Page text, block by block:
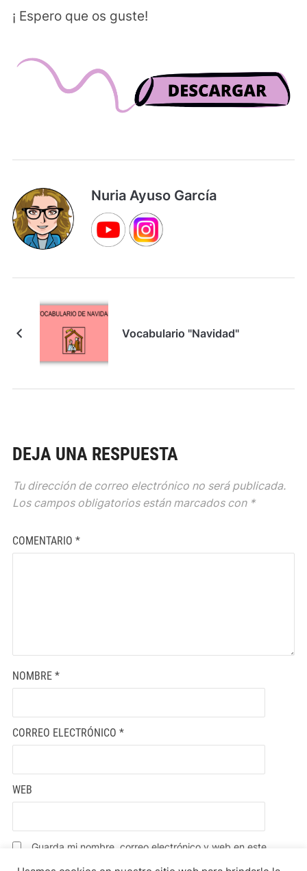
¡ Espero que os guste!
Nuria Ayuso García
Vocabulario "Navidad"
DEJA UNA RESPUESTA
Tu dirección de correo electrónico no será publicada.
Los campos obligatorios están marcados con *
COMENTARIO *
NOMBRE *
CORREO ELECTRÓNICO *
WEB
Guarda mi nombre, correo electrónico y web en este